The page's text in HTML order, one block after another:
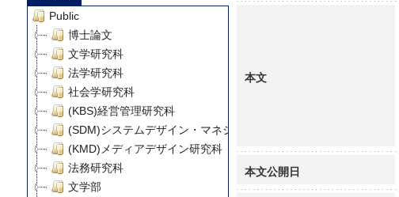
Public
博士論文
文学研究科
法学研究科
社会学研究科
(KBS)経営管理研究科
(SDM)システムデザイン・マネジメント研究科
(KMD)メディアデザイン研究科
法務研究科
文学部
本文
本文公開日